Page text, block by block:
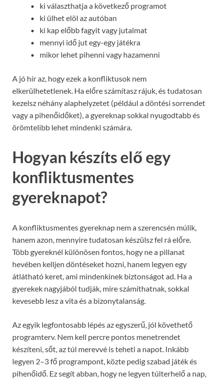
ki választhatja a következő programot
ki ülhet elöl az autóban
ki kap előbb fagyit vagy jutalmat
mennyi idő jut egy-egy játékra
mikor lehet pihenni vagy hazamenni
A jó hír az, hogy ezek a konfliktusok nem
elkerülhetetlenek. Ha előre számítasz rájuk, és tudatosan
kezelsz néhány alaphelyzetet (például a döntési sorrendet
vagy a pihenőidőket), a gyereknap sokkal nyugodtabb és
örömtelibb lehet mindenki számára.
Hogyan készíts elő egy
konfliktusmentes
gyereknapot?
A konfliktusmentes gyereknap nem a szerencsén múlik,
hanem azon, mennyire tudatosan készülsz fel rá előre.
Több gyereknél különösen fontos, hogy ne a pillanat
hevében kelljen döntéseket hozni, hanem legyen egy
átlátható keret, ami mindenkinek biztonságot ad. Ha a
gyerekek nagyjából tudják, mire számíthatnak, sokkal
kevesebb lesz a vita és a bizonytalanság.
Az egyik legfontosabb lépés az egyszerű, jól követhető
programterv. Nem kell percre pontos menetrendet
készíteni, sőt, az túl merevvé is teheti a napot. Inkább
legyen 2–3 fő programpont, közte pedig szabad játék és
pihenőidő. Ez segít abban, hogy ne legyen túlterhelő a nap,